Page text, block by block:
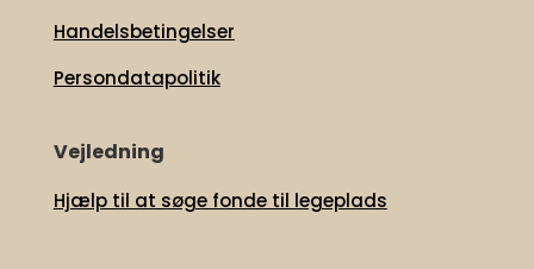
Handelsbetingelser
Persondatapolitik
Vejledning
Hjælp til at søge fonde til legeplads